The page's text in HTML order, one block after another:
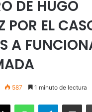
DE HUGO
POR EL
A
587 1 minuto de lectura
X WhatsAppTelegramEnviar